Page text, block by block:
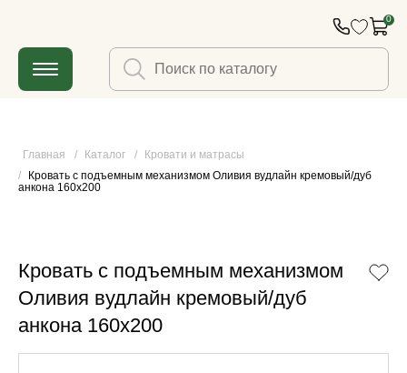
0
Главная / Каталог /
Кровати и матрасы
/
Кровать с подъемным механизмом Оливия вудлайн кремовый/дуб
анкона 160x200
Кровать с подъемным механизмом
Оливия вудлайн кремовый/дуб
анкона 160x200